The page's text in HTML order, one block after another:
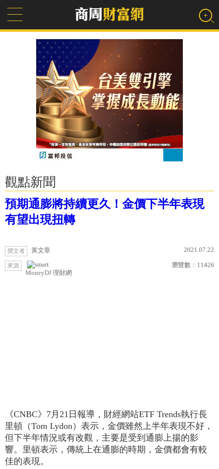
觀點新聞
預期通膨將持續更久！金價下半年表現
有望出現扭轉
撰文者 黃文章 2021.07.22
來源
MoneyDJ 理財網
瀏覽數： 11426
《CNBC》7月21日報導，財經網站ETF Trends執行長
里頓（Tom Lydon）表示，金價雖然上半年表現不好，
但下半年情況或有改觀，主要是受到通膨上揚的影
響。里頓表示，傳統上在通膨的時期，金價都會有較
佳的表現。